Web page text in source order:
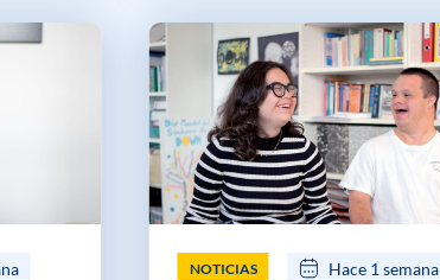
NOTICIAS Hace 1 semana